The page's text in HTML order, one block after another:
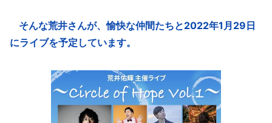
そんな荒井さんが、愉快な仲間たちと2022年1月29日
にライブを予定しています。